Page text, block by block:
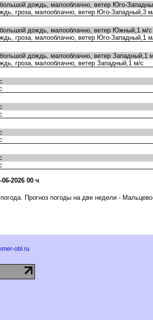
дождь, малооблачно, ветер Юго-
гроза, малооблачно, ветер Юго-Западный,3
дождь, малооблачно, ветер Южный,1 м/с
гроза, малооблачно, ветер Юго-Западный,1
дождь, малооблачно, ветер Западный,1
гроза, малооблачно, ветер Западный,1 м/с
06-2026 00 ч
Прогноз погоды на две недели - Мальцево
obl.ru